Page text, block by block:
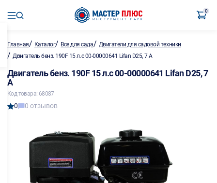
0
Главная/ Каталог/ Все для сада/ Двигатели для садовой техники
/ Двигатель бенз. 190F 15 л.с 00-00000641 Lifan D25, 7 A
Двигатель бенз. 190F 15 л.с 00-00000641 Lifan D25, 7
A
Код товара: 68087
0 0 отзывов